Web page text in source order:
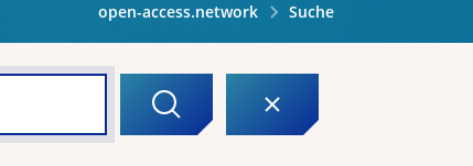
open-access.network Suche